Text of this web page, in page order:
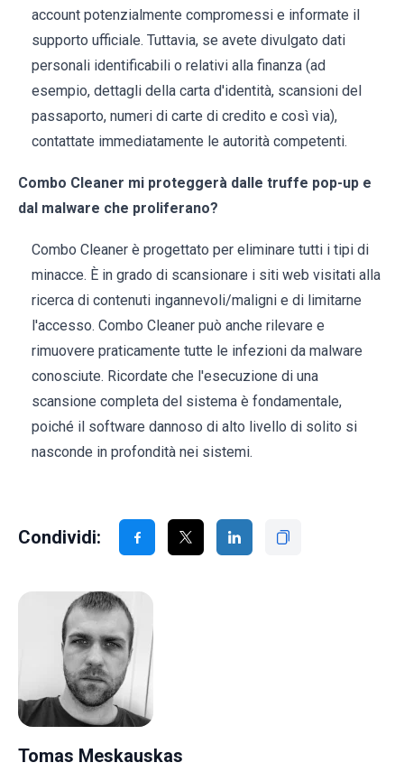
account potenzialmente compromessi e informate il
supporto ufficiale. Tuttavia, se avete divulgato dati
personali identificabili o relativi alla finanza (ad
esempio, dettagli della carta d'identità, scansioni del
passaporto, numeri di carte di credito e così via),
contattate immediatamente le autorità competenti.
Combo Cleaner mi proteggerà dalle truffe pop-up e
dal malware che proliferano?
Combo Cleaner è progettato per eliminare tutti i tipi di
minacce. È in grado di scansionare i siti web visitati alla
ricerca di contenuti ingannevoli/maligni e di limitarne
l'accesso. Combo Cleaner può anche rilevare e
rimuovere praticamente tutte le infezioni da malware
conosciute. Ricordate che l'esecuzione di una
scansione completa del sistema è fondamentale,
poiché il software dannoso di alto livello di solito si
nasconde in profondità nei sistemi.
Condividi:
Tomas Meskauskas